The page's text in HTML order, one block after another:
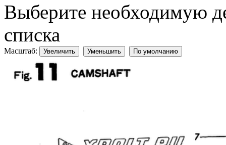
Выберите необходимую
списка
Масштаб: Увеличить Уменьшить По умолчанию